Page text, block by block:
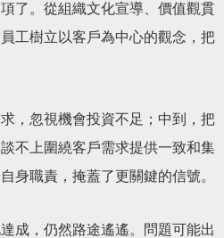
了。從組織文化宣導、價值觀貫
工樹立以客戶為中心的觀念，把
，忽視機會投資不足；中到，把
不上圍繞客戶需求提供一致和集
身職責，掩蓋了更關鍵的信號。
成，仍然路途遙遙。問題可能出